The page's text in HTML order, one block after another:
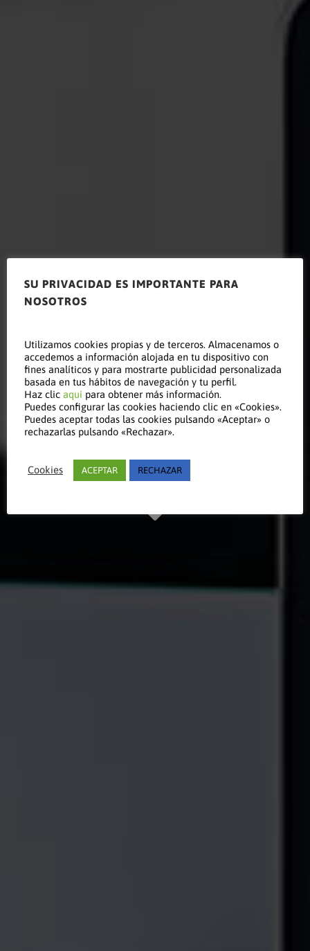
Leer este
artículo
Manténgase al día
SU PRIVACIDAD ES IMPORTANTE PARA
NOSOTROS
Utilizamos cookies propias y de terceros. Almacenamos o
accedemos a información alojada en tu dispositivo con
fines analíticos y para mostrarte publicidad personalizada
basada en tus hábitos de navegación y tu perfil.
Haz clic aquí para obtener más información.
Puedes configurar las cookies haciendo clic en «Cookies».
Puedes aceptar todas las cookies pulsando «Aceptar» o
rechazarlas pulsando «Rechazar».
Cookies ACEPTAR RECHAZAR